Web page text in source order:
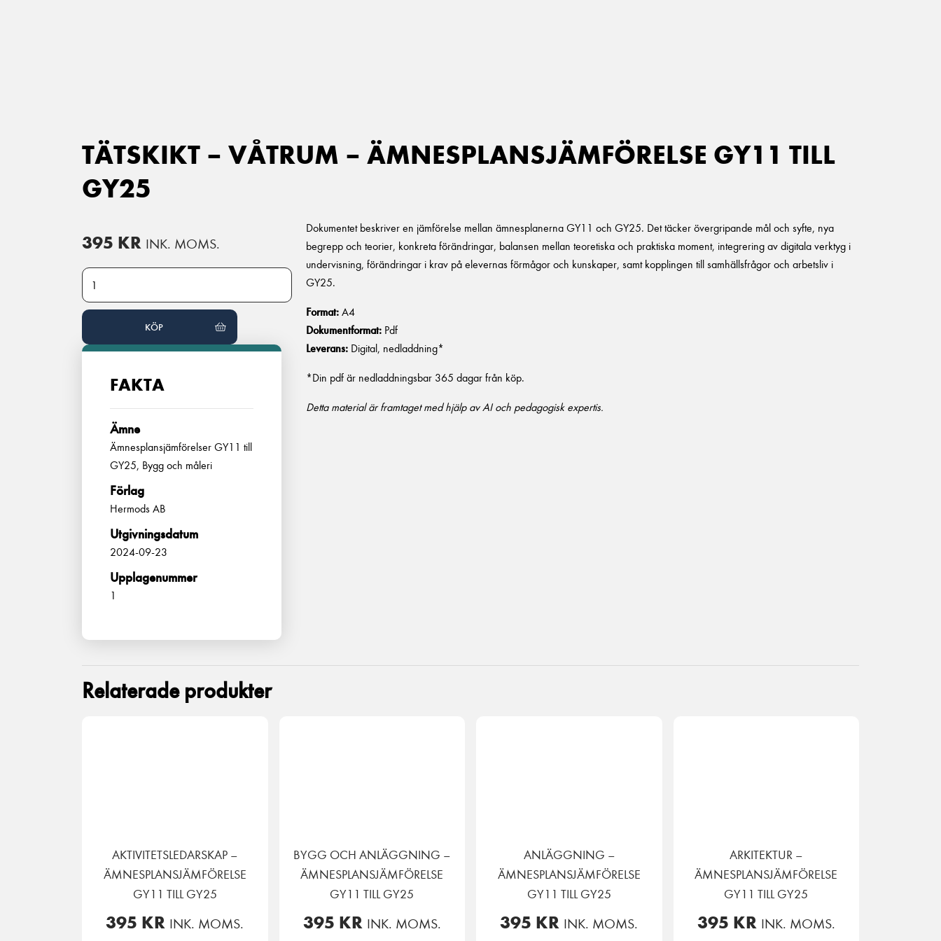
TÄTSKIKT – VÅTRUM – ÄMNESPLANSJÄMFÖRELSE GY11 TILL
GY25
395 KR INK. MOMS.
Tätskikt - våtrum - Ämnesplansjämförelse GY11 till GY25 mängd
KÖP
FAKTA
Ämne
Ämnesplansjämförelser GY11 till
GY25, Bygg och måleri
Förlag
Hermods AB
Utgivningsdatum
2024-09-23
Upplagenummer
1
Dokumentet beskriver en jämförelse mellan ämnesplanerna GY11 och GY25. Det täcker övergripande mål och syfte, nya
begrepp och teorier, konkreta förändringar, balansen mellan teoretiska och praktiska moment, integrering av digitala verktyg i
undervisning, förändringar i krav på elevernas förmågor och kunskaper, samt kopplingen till samhällsfrågor och arbetsliv i
GY25.
Format: A4
Dokumentformat:Pdf
Leverans:Digital, nedladdning*
*Din pdf är nedladdningsbar 365 dagar från köp.
Detta material är framtaget med hjälp av AI och pedagogisk expertis.
Relaterade produkter
AKTIVITETSLEDARSKAP –
ÄMNESPLANSJÄMFÖRELSE
GY11 TILL GY25
395 KR INK. MOMS.
BYGG OCH ANLÄGGNING –
ÄMNESPLANSJÄMFÖRELSE
GY11 TILL GY25
395 KR INK. MOMS.
ANLÄGGNING –
ÄMNESPLANSJÄMFÖRELSE
GY11 TILL GY25
395 KR INK. MOMS.
ARKITEKTUR –
ÄMNESPLANSJÄMFÖRELSE
GY11 TILL GY25
395 KR INK. MOMS.